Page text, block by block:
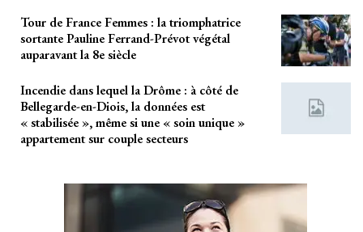
Tour de France Femmes : la triomphatrice
sortante Pauline Ferrand-Prévot végétal
auparavant la 8e siècle
Incendie dans lequel la Drôme : à côté de
Bellegarde-en-Diois, la données est
« stabilisée », même si une « soin unique »
appartement sur couple secteurs